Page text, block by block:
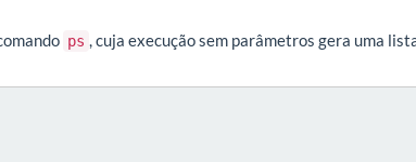
ps , cuja execução sem parâmetros gera uma